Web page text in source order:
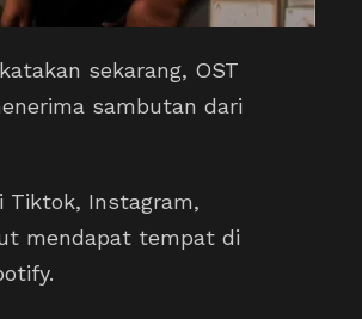
sekarang, OST
sambutan dari
Tiktok, Instagram,
mendapat tempat di